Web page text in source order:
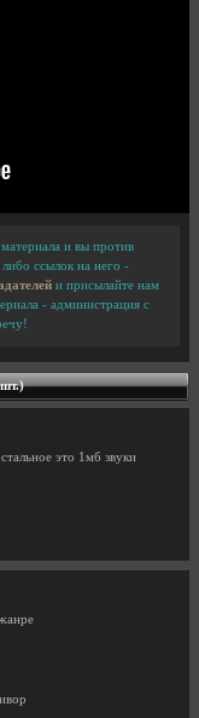
и вы против
ссылок на него -
и присылайте нам
- администрация с
это 1мб звуки